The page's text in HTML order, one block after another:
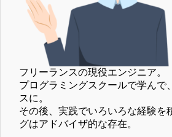
フリーランスの現役エンジニア。
プログラミングスクールで学んで
スに。
その後、実践でいろいろな経験を
グはアドバイザ的な存在。